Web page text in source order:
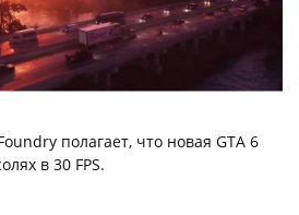
полагает, что новая GTA 6
в 30 FPS.